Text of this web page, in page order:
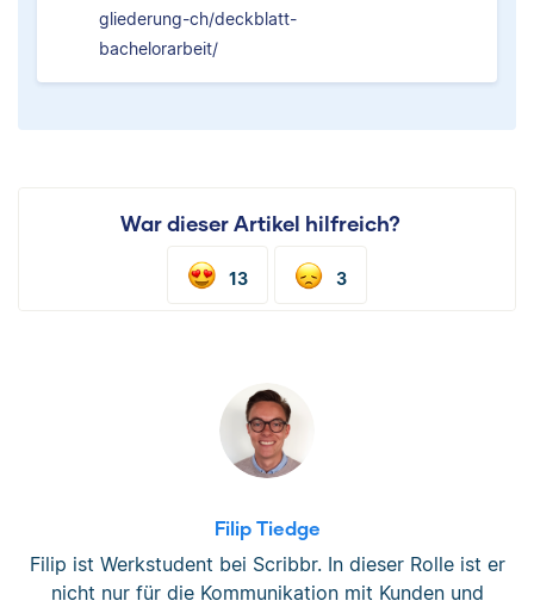
gliederung-ch/deckblatt-
bachelorarbeit/
War dieser Artikel hilfreich?
13 3
Filip Tiedge
Filip ist Werkstudent bei Scribbr. In dieser Rolle ist er
nicht nur für die Kommunikation mit Kunden und